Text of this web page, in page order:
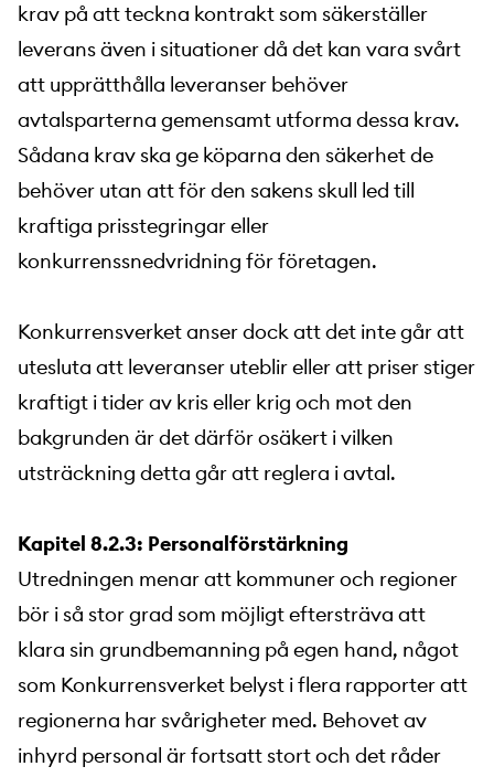
krav på att teckna kontrakt som säkerställer
leverans även i situationer då det kan vara svårt
att upprätthålla leveranser behöver
avtalsparterna gemensamt utforma dessa krav.
Sådana krav ska ge köparna den säkerhet de
behöver utan att för den sakens skull led till
kraftiga prisstegringar eller
konkurrenssnedvridning för företagen.
Konkurrensverket anser dock att det inte går att
utesluta att leveranser uteblir eller att priser stiger
kraftigt i tider av kris eller krig och mot den
bakgrunden är det därför osäkert i vilken
utsträckning detta går att reglera i avtal.
Kapitel 8.2.3: Personalförstärkning
Utredningen menar att kommuner och regioner
bör i så stor grad som möjligt eftersträva att
klara sin grundbemanning på egen hand, något
som Konkurrensverket belyst i flera rapporter att
regionerna har svårigheter med. Behovet av
inhyrd personal är fortsatt stort och det råder